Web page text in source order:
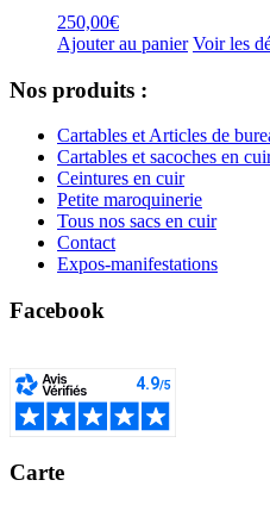
250,00€
Ajouter au panier Voir les
Nos produits :
Cartables et Articles de
Cartables et sacoches en
Ceintures en cuir
Petite maroquinerie
Tous nos sacs en cuir
Contact
Expos-manifestations
Facebook
Carte